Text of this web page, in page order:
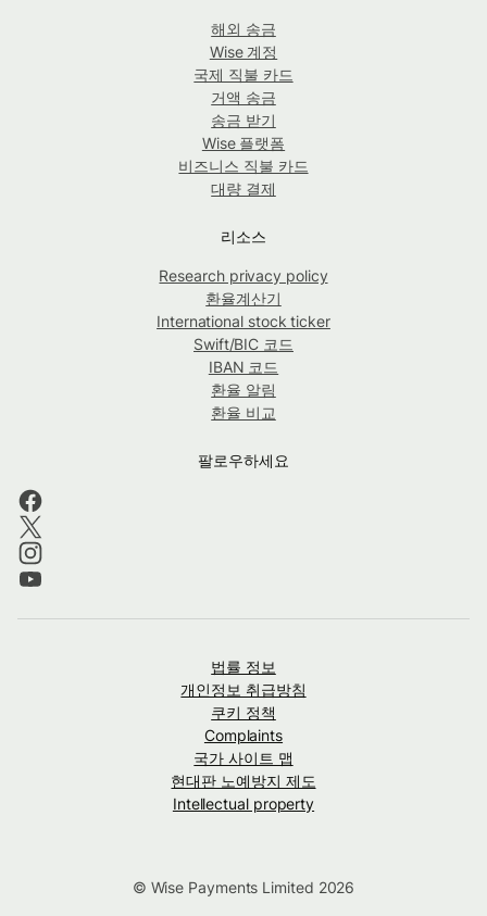
해외 송금
Wise 계정
국제 직불 카드
거액 송금
송금 받기
Wise 플랫폼
비즈니스 직불 카드
대량 결제
리소스
Research privacy policy
환율계산기
International stock ticker
Swift/BIC 코드
IBAN 코드
환율 알림
환율 비교
팔로우하세요
법률 정보
개인정보 취급방침
쿠키 정책
Complaints
국가 사이트 맵
현대판 노예방지 제도
Intellectual property
© Wise Payments Limited 2026